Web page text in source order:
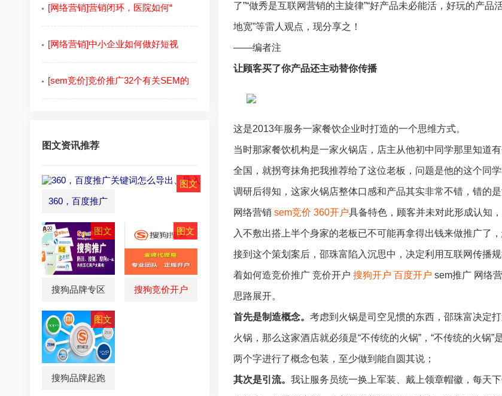
[网络营销]营销闭环，医院如何“
[网络营销]中小企业如何做好短视
[sem竞价]竞价推广32个有关SEM的
图文资讯推荐
360，百度推广
搜狗品牌专区 搜狗竞价开户
搜狗品牌起跑
了”“做秀是互联网营销的主旋律”“好产品未必能活，好玩的产
地宽”等雷人观点，现分享之！
——编者注
让顾客买了你产品还主动替你传播
这是2013年服务一家餐饮企业时打造的一个思维方式。
当时那家餐饮机构是一家火锅店，店主从他初中同学那里知道
全国，就拐弯抹角把我推荐给了这位老板，问题是他的这个同
调研后得知，这家火锅店整体口感和产品其实非常不错，错的
网络营销 sem竞价 360开户具备特色，顾客并未对此形成认知
入不敷出搭上半个身家的老板已不可能再拿得出钱来做推广了，
接到这个策划案后，邵珠富陷入沉思中，决定利用互联网传播
着如何造竞价推广 竞价开户 搜狗开户 百度开户 sem推广 网络
思路展开。
首先是制造概念。 考虑到火锅是司空见惯的东西，邵珠富决定
火锅，那么这家酒店就必须是“不传统的火锅”，“不传统的火锅
两个字进行了概念包装，至少做到能自圆其说；
其次是引流。 我让服务员统一换上军装、戴上领章帽徽，每天